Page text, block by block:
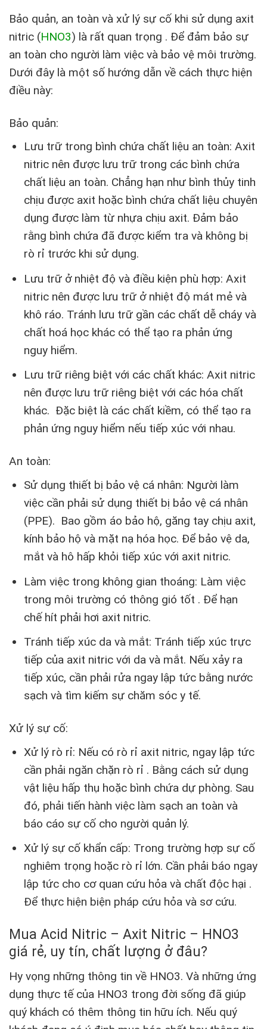
Bảo quản, an toàn và xử lý sự cố khi sử dụng axit
nitric (HNO3) là rất quan trọng . Để đảm bảo sự
an toàn cho người làm việc và bảo vệ môi trường.
Dưới đây là một số hướng dẫn về cách thực hiện
điều này:
Bảo quản:
Lưu trữ trong bình chứa chất liệu an toàn: Axit
nitric nên được lưu trữ trong các bình chứa
chất liệu an toàn. Chẳng hạn như bình thủy tinh
chịu được axit hoặc bình chứa chất liệu chuyên
dụng được làm từ nhựa chịu axit. Đảm bảo
rằng bình chứa đã được kiểm tra và không bị
rò rỉ trước khi sử dụng.
Lưu trữ ở nhiệt độ và điều kiện phù hợp: Axit
nitric nên được lưu trữ ở nhiệt độ mát mẻ và
khô ráo. Tránh lưu trữ gần các chất dễ cháy và
chất hoá học khác có thể tạo ra phản ứng
nguy hiểm.
Lưu trữ riêng biệt với các chất khác: Axit nitric
nên được lưu trữ riêng biệt với các hóa chất
khác. Đặc biệt là các chất kiềm, có thể tạo ra
phản ứng nguy hiểm nếu tiếp xúc với nhau.
An toàn:
Sử dụng thiết bị bảo vệ cá nhân: Người làm
việc cần phải sử dụng thiết bị bảo vệ cá nhân
(PPE). Bao gồm áo bảo hộ, găng tay chịu axit,
kính bảo hộ và mặt nạ hóa học. Để bảo vệ da,
mắt và hô hấp khỏi tiếp xúc với axit nitric.
Làm việc trong không gian thoáng: Làm việc
trong môi trường có thông gió tốt . Để hạn
chế hít phải hơi axit nitric.
Tránh tiếp xúc da và mắt: Tránh tiếp xúc trực
tiếp của axit nitric với da và mắt. Nếu xảy ra
tiếp xúc, cần phải rửa ngay lập tức bằng nước
sạch và tìm kiếm sự chăm sóc y tế.
Xử lý sự cố:
Xử lý rò rỉ: Nếu có rò rỉ axit nitric, ngay lập tức
cần phải ngăn chặn rò rỉ . Bằng cách sử dụng
vật liệu hấp thụ hoặc bình chứa dự phòng. Sau
đó, phải tiến hành việc làm sạch an toàn và
báo cáo sự cố cho người quản lý.
Xử lý sự cố khẩn cấp: Trong trường hợp sự cố
nghiêm trọng hoặc rò rỉ lớn. Cần phải báo ngay
lập tức cho cơ quan cứu hỏa và chất độc hại .
Để thực hiện biện pháp cứu hỏa và sơ cứu.
Mua Acid Nitric – Axit Nitric – HNO3
giá rẻ, uy tín, chất lượng ở đâu?
Hy vọng những thông tin về HNO3. Và những ứng
dụng thực tế của HNO3 trong đời sống đã giúp
quý khách có thêm thông tin hữu ích. Nếu quý